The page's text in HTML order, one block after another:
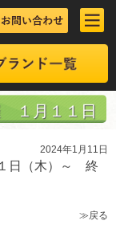
１月１１日
2024年1月11日
日（木）～ 終
≫戻る